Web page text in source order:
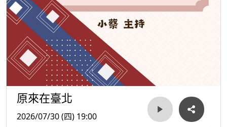
原來在臺北
2026/07/30 (四) 19:00